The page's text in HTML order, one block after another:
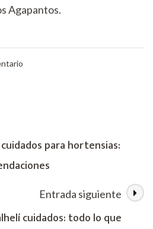
Agapantos.
los
agapantos:
recomendaciones
para hortensias:
Entrada siguiente
cuidados: todo lo que